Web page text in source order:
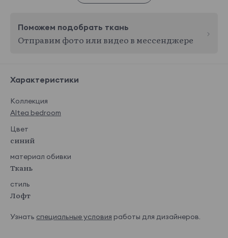
Поможем подобрать ткань
Отправим фото или видео в мессенджере
Характеристики
Коллекция
Altea bedroom
Цвет
синий
материал обивки
Ткань
стиль
Лофт
Узнать специальные условия работы для дизайнеров.